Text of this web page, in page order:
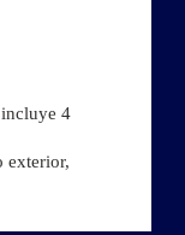
4
exterior,